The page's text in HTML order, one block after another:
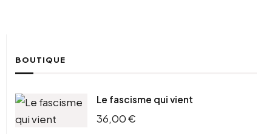
BOUTIQUE
Le fascisme qui vient
36,00€